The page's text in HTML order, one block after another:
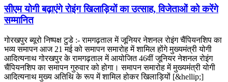
सीएम योगी बढ़ाएंगे रोइंग खिलाड़ियों का उत्साह, विजेताओं को करेंगे
सम्मानित
गोरखपुर ब्यूरो निष्पक्ष टुडे :- रामगढ़ताल में जूनियर नेशनल रोइंग चैंपियनशिप का
भव्य समापन आज 21 मई को समापन समारोह में शामिल होंगे मुख्यमंत्री योगी
आदित्यनाथ गोरखपुर के रामगढ़ताल में आयोजित 46वीं जूनियर नेशनल रोइंग
चैंपियनशिप का समापन गुरुवार को होगा। समापन समारोह में मुख्यमंत्री योगी
आदित्यनाथ मुख्य अतिथि के रूप में शामिल होकर खिलाड़ियों [&hellip;]